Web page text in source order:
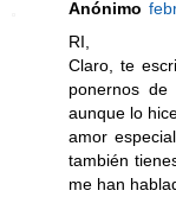
Anónimo
RI,
Claro, te
ponernos
aunque lo
amor
también
me han